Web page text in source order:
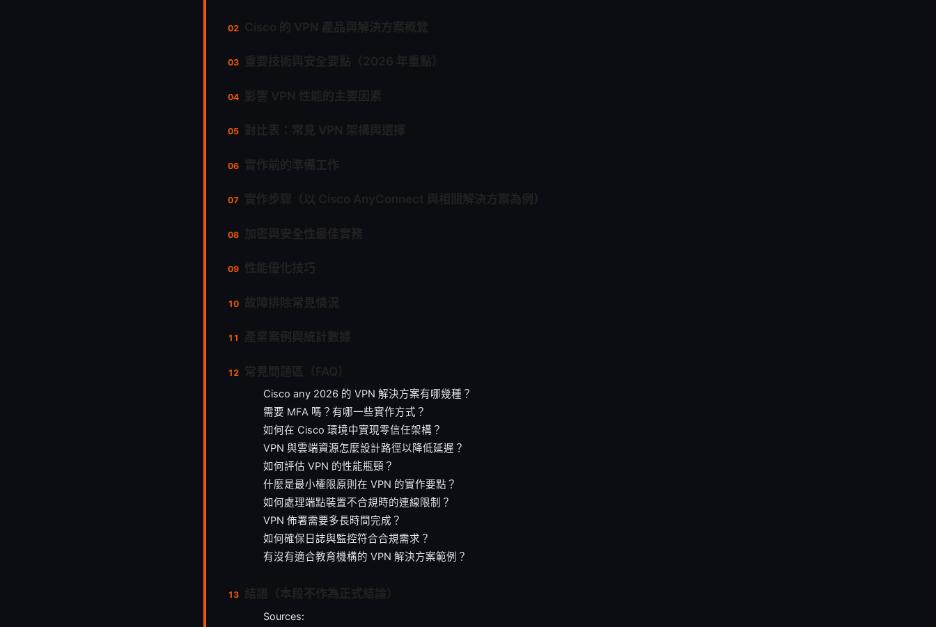
Cisco any 2026 的 VPN 解決方案有哪幾種？
需要 MFA 嗎？有哪一些實作方式？
如何在 Cisco 環境中實現零信任架構？
VPN 與雲端資源怎麼設計路徑以降低延遲？
如何評估 VPN 的性能瓶頸？
什麼是最小權限原則在 VPN 的實作要點？
如何處理端點裝置不合規時的連線限制？
VPN 佈署需要多長時間完成？
如何確保日誌與監控符合合規需求？
有沒有適合教育機構的 VPN 解決方案範例？
Sources: